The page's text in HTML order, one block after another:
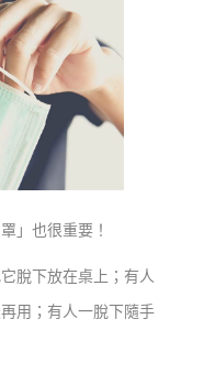
」也很重要！
脫下放在桌上；有人
用；有人一脫下隨手